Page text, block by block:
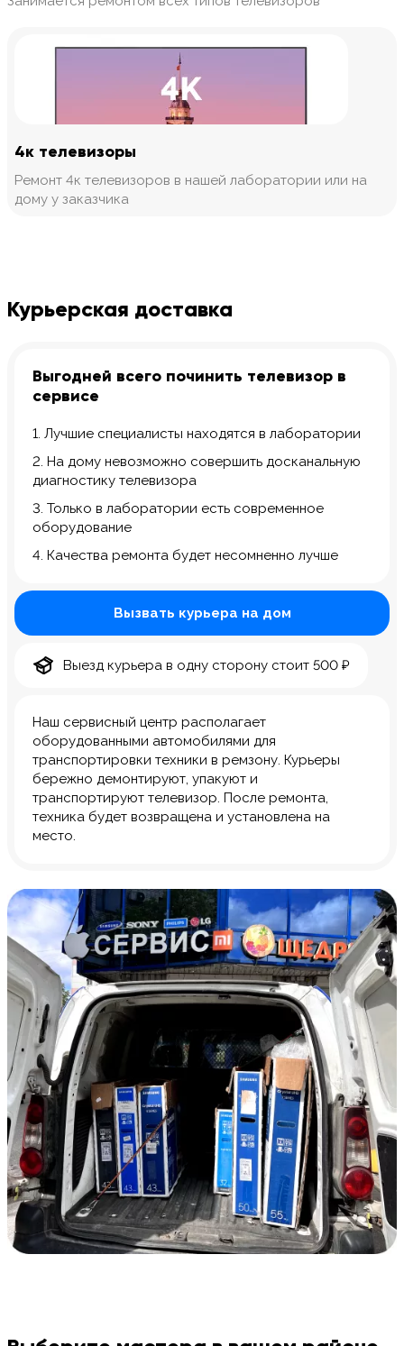
4к телевизоры
Ремонт 4к телевизоров в нашей лаборатории или на
дому у заказчика
Курьерская доставка
Выгодней всего починить телевизор в
сервисе
1. Лучшие специалисты находятся в лаборатории
2. На дому невозможно совершить досканальную
диагностику телевизора
3. Только в лаборатории есть современное
оборудование
4. Качества ремонта будет несомненно лучше
Наш сервисный центр располагает
оборудованными автомобилями для
транспортировки техники в ремзону. Курьеры
бережно демонтируют, упакуют и
транспортируют телевизор. После ремонта,
техника будет возвращена и установлена на
место.
Вызвать курьера на дом
Выезд курьера в одну сторону стоит 500 ₽